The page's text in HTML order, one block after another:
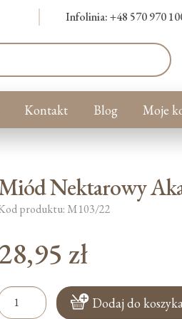
Infolinia: +48 570 970
Kontakt Blog Moje
Nektarowy
produktu: M103/22
zł
Dodaj do